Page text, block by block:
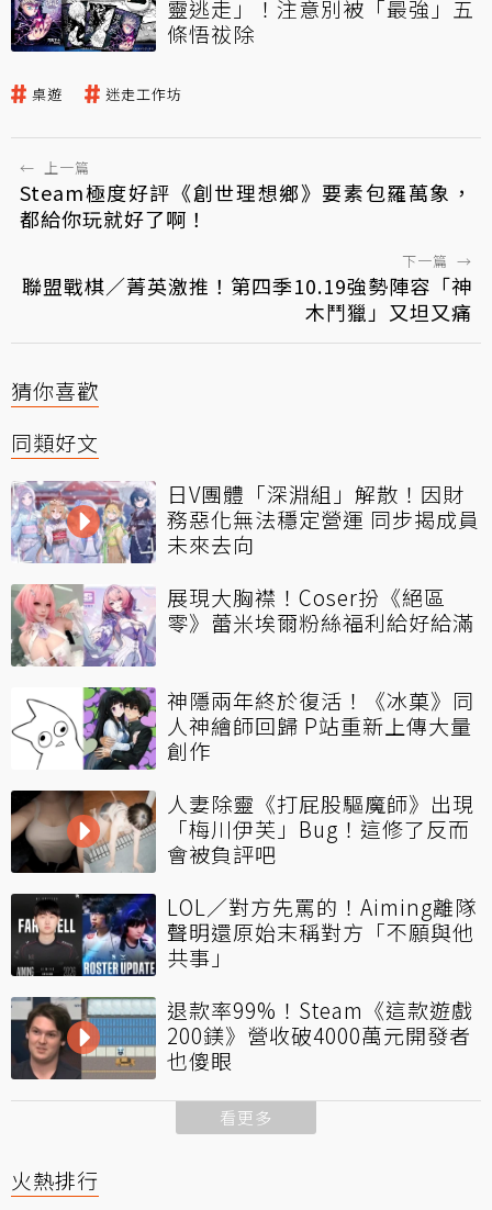
靈逃走」！注意別被「最強」五
條悟祓除
桌遊 迷走工作坊
← 上一篇
Steam極度好評《創世理想鄉》要素包羅萬象，
都給你玩就好了啊！
下一篇 →
聯盟戰棋／菁英激推！第四季10.19強勢陣容「神
木鬥獵」又坦又痛
猜你喜歡
同類好文
日V團體「深淵組」解散！因財
務惡化無法穩定營運 同步揭成員
未來去向
展現大胸襟！Coser扮《絕區
零》蕾米埃爾粉絲福利給好給滿
神隱兩年終於復活！《冰菓》同
人神繪師回歸 P站重新上傳大量
創作
人妻除靈《打屁股驅魔師》出現
「梅川伊芙」Bug！這修了反而
會被負評吧
LOL／對方先罵的！Aiming離隊
聲明還原始末稱對方「不願與他
共事」
退款率99%！Steam《這款遊戲
200鎂》營收破4000萬元開發者
也傻眼
看更多
火熱排行